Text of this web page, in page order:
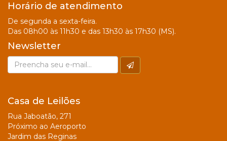
Horário de atendimento
De segunda a sexta-feira.
Das 08h00 às 11h30 e das 13h30 às 17h30 (MS).
Newsletter
Casa de Leilões
Rua Jaboatão, 271
Próximo ao Aeroporto
Jardim das Reginas